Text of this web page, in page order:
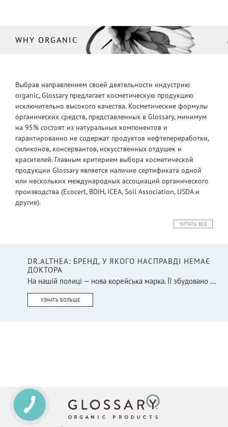
WHY ORGANIC
Выбрав направлением своей деятельности индустрию
organic, Glossary предлагает косметическую продукцию
исключительно высокого качества. Косметические формулы
органических средств, представленных в Glossary, минимум
на 95% состоят из натуральных компонентов и
гарантированно не содержат продуктов нефтепереработки,
силиконов, консервантов, искусственных отдушек и
красителей. Главным критерием выбора косметической
продукции Glossary является наличие сертификата одной
или нескольких международных ассоциаций органического
производства (Ecocert, BDIH, ICEA, Soil Association, USDA и
другие).
ЧИТАТЬ ВСЕ
DR.ALTHEA: БРЕНД, У ЯКОГО НАСПРАВДІ НЕМАЄ
ДОКТОРА
На нашій полиці — нова корейська марка. Її збудовано ...
УЗНАТЬ БОЛЬШЕ